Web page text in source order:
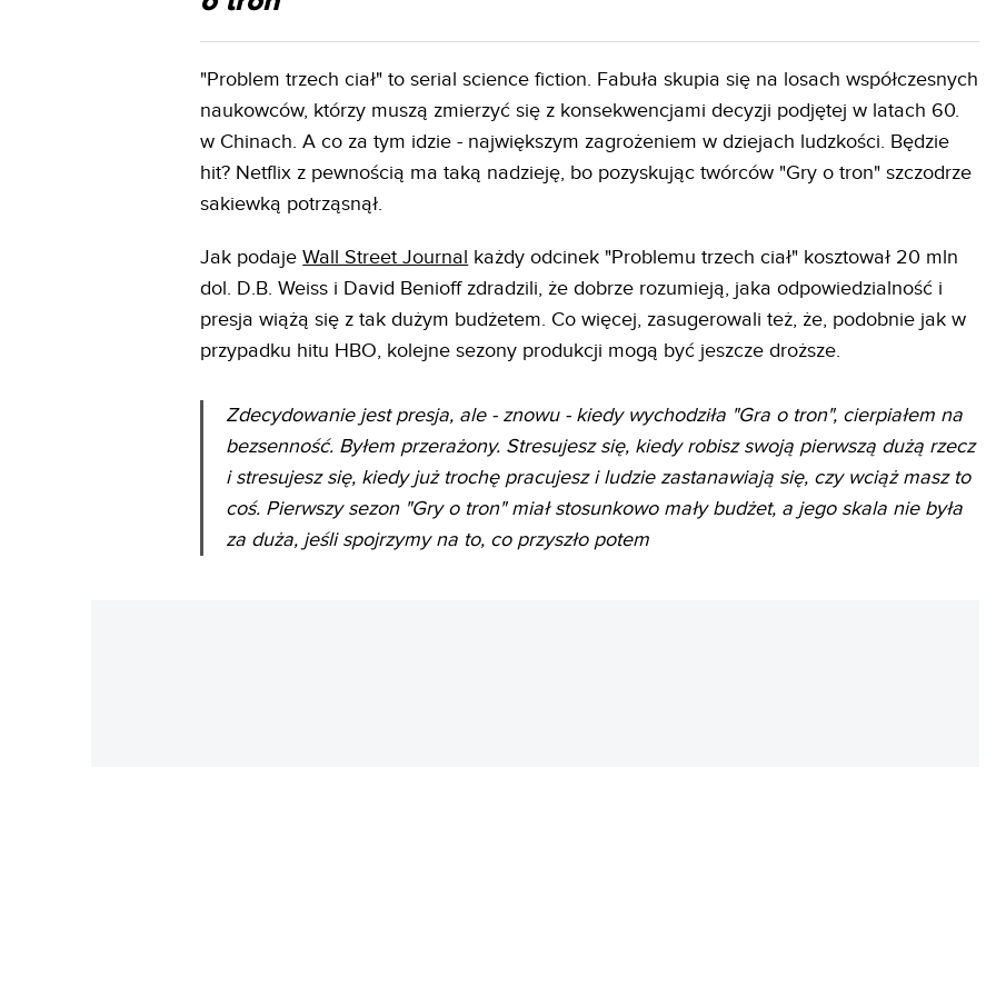
"Problem trzech ciał" to serial science fiction. Fabuła skupia się na losach współczesnych
naukowców, którzy muszą zmierzyć się z konsekwencjami decyzji podjętej w latach 60.
w Chinach. A co za tym idzie - największym zagrożeniem w dziejach ludzkości. Będzie
hit? Netflix z pewnością ma taką nadzieję, bo pozyskując twórców "Gry o tron" szczodrze
sakiewką potrząsnął.
Jak podajeWall Street Journal każdy odcinek "Problemu trzech ciał" kosztował 20 mln
dol. D.B. Weiss i David Benioff zdradzili, że dobrze rozumieją, jaka odpowiedzialność i
presja wiążą się z tak dużym budżetem. Co więcej, zasugerowali też, że, podobnie jak w
przypadku hitu HBO, kolejne sezony produkcji mogą być jeszcze droższe.
Zdecydowanie jest presja, ale - znowu - kiedy wychodziła "Gra o tron", cierpiałem na
bezsenność. Byłem przerażony. Stresujesz się, kiedy robisz swoją pierwszą dużą rzecz
i stresujesz się, kiedy już trochę pracujesz i ludzie zastanawiają się, czy wciąż masz to
coś. Pierwszy sezon "Gry o tron" miał stosunkowo mały budżet, a jego skala nie była
za duża, jeśli spojrzymy na to, co przyszło potem